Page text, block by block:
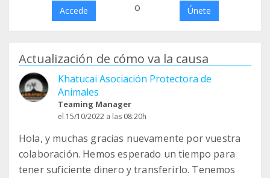
Accede o Únete
Actualización de cómo va la causa
Khatucai Asociación Protectora de
Animales
Teaming Manager
el 15/10/2022 a las 08:20h
Hola, y muchas gracias nuevamente por vuestra
colaboración. Hemos esperado un tiempo para
tener suficiente dinero y transferirlo. Tenemos